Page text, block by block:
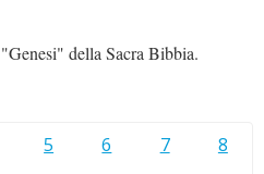
della Sacra Bibbia.
5 6 7 8